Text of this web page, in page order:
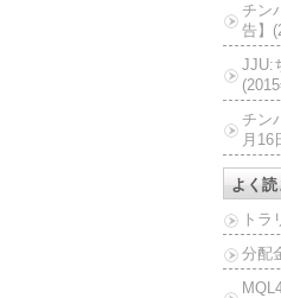
チン
告】
JJU:
チン
月16
よく
トラ
分配